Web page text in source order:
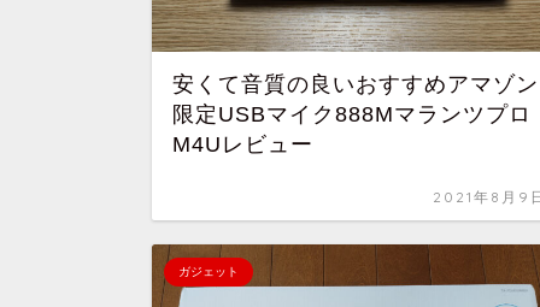
安くて音質の良いおすすめアマゾン
限定USBマイク888Mマランツプロ
M4Uレビュー
2021年8月9
ガジェット